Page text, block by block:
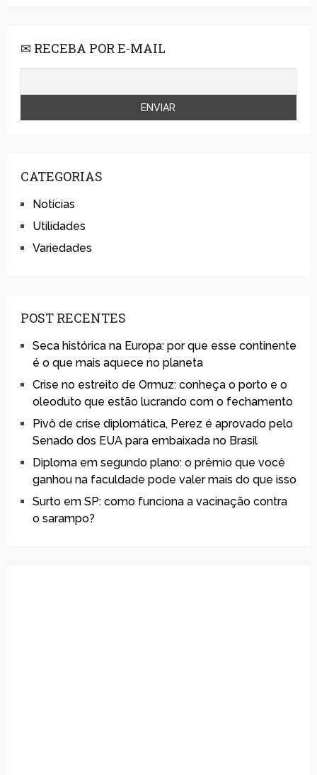
✉ RECEBA POR E-MAIL
CATEGORIAS
Notícias
Utilidades
Variedades
POST RECENTES
Seca histórica na Europa: por que esse continente
é o que mais aquece no planeta
Crise no estreito de Ormuz: conheça o porto e o
oleoduto que estão lucrando com o fechamento
Pivô de crise diplomática, Perez é aprovado pelo
Senado dos EUA para embaixada no Brasil
Diploma em segundo plano: o prêmio que você
ganhou na faculdade pode valer mais do que isso
Surto em SP: como funciona a vacinação contra
o sarampo?